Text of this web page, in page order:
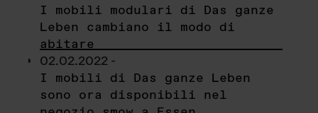
I mobili modulari di Das ganze
Leben cambiano il modo di
abitare
02.02.2022 -
I mobili di Das ganze Leben
sono ora disponibili nel